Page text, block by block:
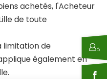
achetés, l'Acheteur
de toute
limitation de
également en